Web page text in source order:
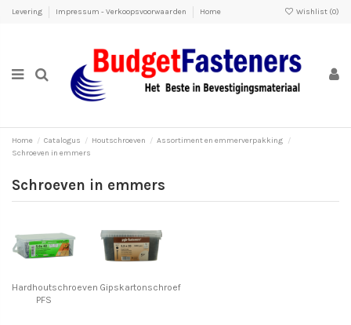
Levering Impressum - Verkoopsvoorwaarden Home Wishlist (0)
Home Catalogus Houtschroeven
Assortiment en emmerverpakking
Schroeven in emmers
Schroeven in emmers
Hardhoutschroeven
PFS
Gipskartonschroef